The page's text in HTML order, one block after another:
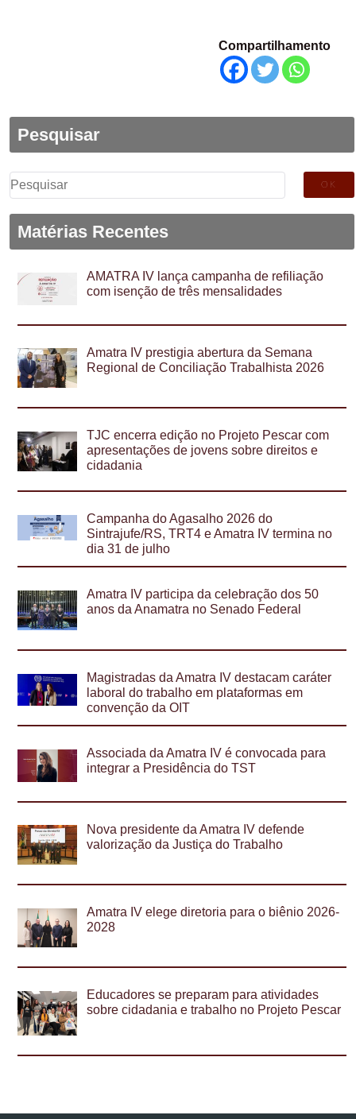
Compartilhamento
Pesquisar
Pesquisar
por:
Matérias Recentes
AMATRA IV lança campanha de refiliação
com isenção de três mensalidades
Amatra IV prestigia abertura da Semana
Regional de Conciliação Trabalhista 2026
TJC encerra edição no Projeto Pescar com
apresentações de jovens sobre direitos e
cidadania
Campanha do Agasalho 2026 do
Sintrajufe/RS, TRT4 e Amatra IV termina no
dia 31 de julho
Amatra IV participa da celebração dos 50
anos da Anamatra no Senado Federal
Magistradas da Amatra IV destacam caráter
laboral do trabalho em plataformas em
convenção da OIT
Associada da Amatra IV é convocada para
integrar a Presidência do TST
Nova presidente da Amatra IV defende
valorização da Justiça do Trabalho
Amatra IV elege diretoria para o biênio 2026-
2028
Educadores se preparam para atividades
sobre cidadania e trabalho no Projeto Pescar